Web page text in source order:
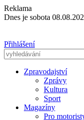
Reklama
Dnes je sobota
Přihlášení
Zpravodajství
Zprávy
Kultura
Sport
Magazíny
Pro